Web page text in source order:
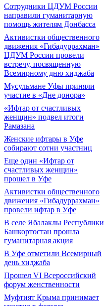
Сотрудники ЦДУМ России
направили гуманитарную
помощь жителям Донбасса
Активистки общественного
движения «Гибадуррахман»
ЦДУМ России провели
встречу, посвященную
Всемирному дню хиджаба
Мусульмане Уфы приняли
участие в «Дне донора»
«Ифтар от счастливых
женщин» подвел итоги
Рамазана
Женские ифтары в Уфе
собирают сотни участниц
Еще один «Ифтар от
счастливых женщин»
прошел в Уфе
Активистки общественного
движения «Гибадуррахман»
провели ифтар в Уфе
В селе Ябалаклы Республики
Башкортостан прошла
гуманитарная акция
В Уфе отметили Всемирный
день хиджаба
Прошел VI Всероссийский
форум женственности
Муфтият Крыма принимает